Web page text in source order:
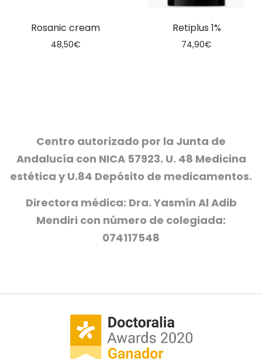
Rosanic cream
48,50€
Retiplus 1%
74,90€
Centro autorizado por la Junta de
Andalucía con NICA 57923. U. 48 Medicina
estética y U.84 Depósito de medicamentos.
Directora médica: Dra. Yasmín Al Adib
Mendiri con número de colegiada:
074117548